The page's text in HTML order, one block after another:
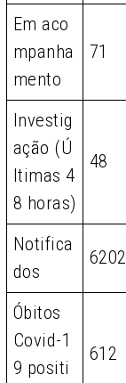
Em aco
mpanha
mento
71
Investig
ação (Ú
ltimas 4
8 horas)
48
Notifica
dos
6202
Óbitos
Covid-1
9 positi
612